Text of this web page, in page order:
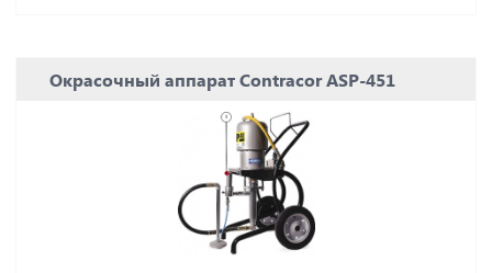
Окрасочный аппарат Contracor ASP-451